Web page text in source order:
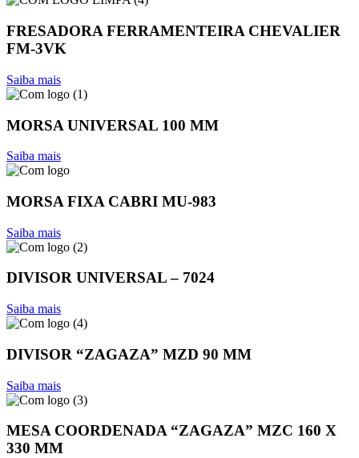
FRESADORA FERRAMENTEIRA CHEVALIER
FM-3VK
Saiba mais
MORSA UNIVERSAL 100 MM
Saiba mais
MORSA FIXA CABRI MU-983
Saiba mais
DIVISOR UNIVERSAL – 7024
Saiba mais
DIVISOR “ZAGAZA” MZD 90 MM
Saiba mais
MESA COORDENADA “ZAGAZA” MZC 160 X
330 MM